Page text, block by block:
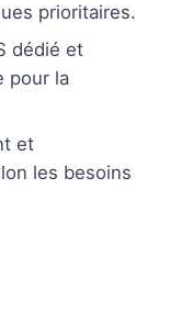
prioritaires.
dédié et
pour la
et
les besoins